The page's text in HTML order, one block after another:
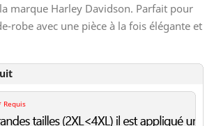
marque Harley Davidson. Parfait pour
robe avec une pièce à la fois élégante et
Requis